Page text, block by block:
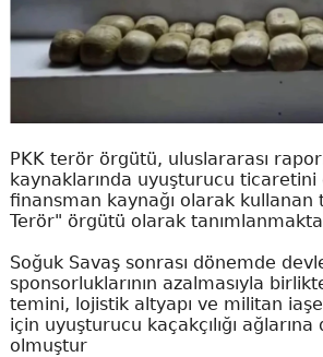
PKK terör örgütü, uluslararası
kaynaklarında uyuşturucu ticaretini
finansman kaynağı olarak kullanan
Terör" örgütü olarak
Soğuk Savaş sonrası dönemde
sponsorluklarının azalmasıyla
temini, lojistik altyapı ve militan
için uyuşturucu kaçakçılığı
olmuştur